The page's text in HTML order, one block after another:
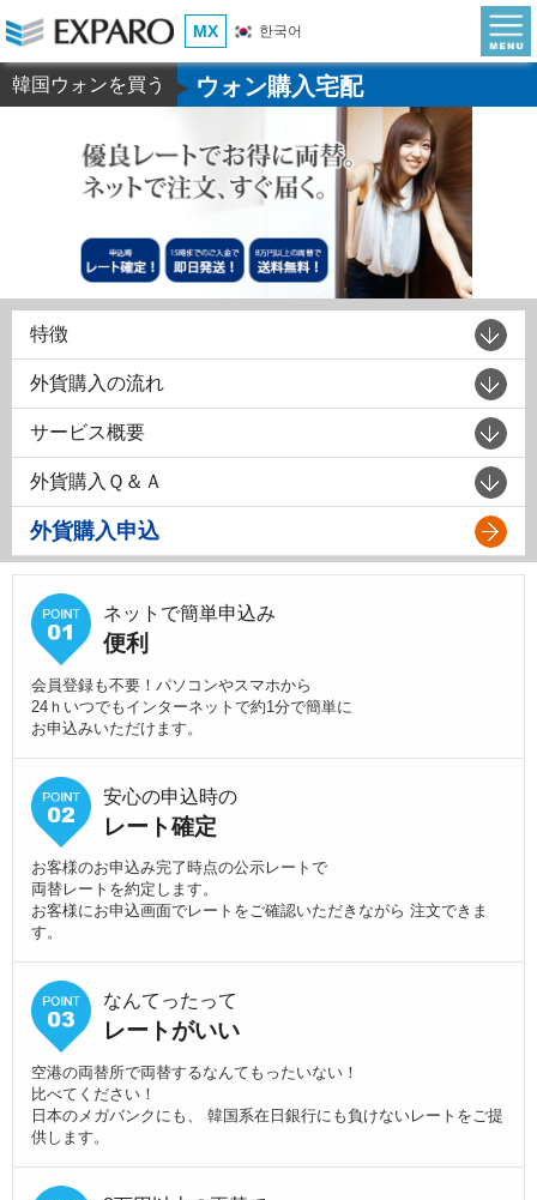
MX 한국어
韓国ウォンを買う ▶ウォン購入宅配
特徴
外貨購入の流れ
サービス概要
外貨購入Ｑ＆Ａ
外貨購入申込
ネットで簡単申込み
便利
会員登録も不要！パソコンやスマホから
24ｈいつでもインターネットで約1分で簡単に
お申込みいただけます。
安心の申込時の
レート確定
お客様のお申込み完了時点の公示レートで
両替レートを約定します。
お客様にお申込画面でレートをご確認いただきながら 注文できま
す。
なんてったって
レートがいい
空港の両替所で両替するなんてもったいない！
比べてください！
日本のメガバンクにも、 韓国系在日銀行にも負けないレートをご提
供します。